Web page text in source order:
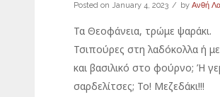
Posted on January 4, 2023 by Ανθή
Τα Θεοφάνεια, τρώμε ψαράκι.
Τσιπούρες στη λαδόκολλα ή
και βασιλικό στο φούρνο; Ή
σαρδελίτσες; Το! Μεζεδάκι!!!